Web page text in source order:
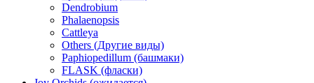
Dendrobium
Phalaenopsis
Cattleya
Others (Другие виды)
Paphiopedillum (башмаки)
FLASK (фласки)